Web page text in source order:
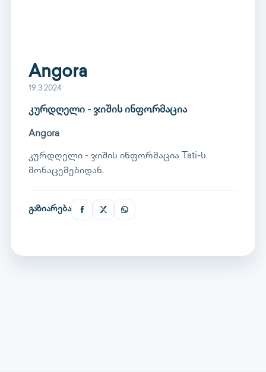
Angora
19.3.2024
კურდღელი - ჯიშის ინფორმაცია
Angora
კურდღელი - ჯიშის ინფორმაცია Tati-ს
მონაცემებიდან.
გაზიარება